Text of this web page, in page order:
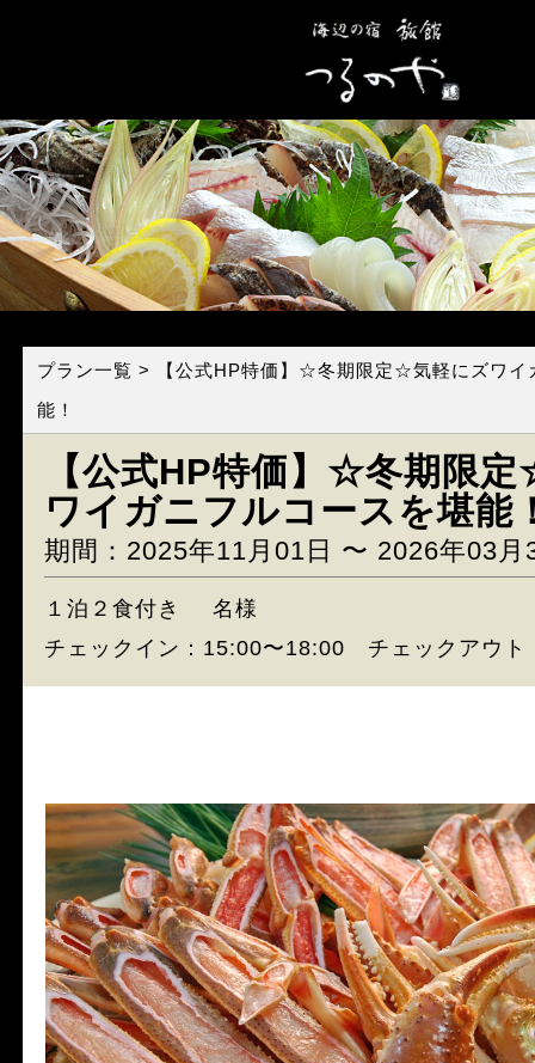
プラン一覧 > 【公式HP特価】☆冬期限定☆気軽にズワイ
能！
【公式HP特価】☆冬期限
ワイガニフルコースを堪能
期間：2025年11月01日 〜 2026年03月
１泊２食付き
名様
チェックイン：15:00〜18:00 チェックアウト